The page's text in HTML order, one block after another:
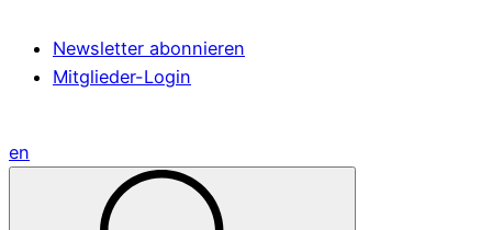
Newsletter abonnieren
Mitglieder-Login
en